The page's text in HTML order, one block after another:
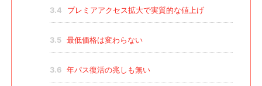
3.4 プレミアアクセス拡大で実質的な値上げ
3.5 最低価格は変わらない
3.6 年パス復活の兆しも無い